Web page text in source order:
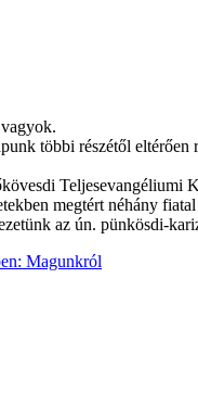
többi részétől eltérően
Teljesevangéliumi
megtért néhány fiatal
az ún. pünkösdi-
Magunkról